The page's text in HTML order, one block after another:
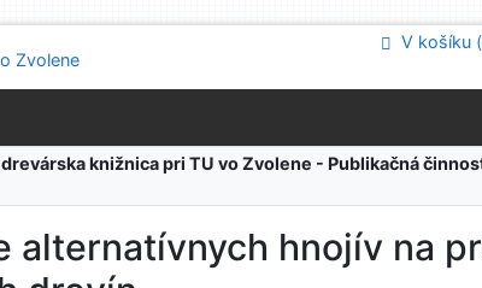
V košíku (
knižnica pri TU vo Zvolene - Publikačná
alternatívnych hnojív na